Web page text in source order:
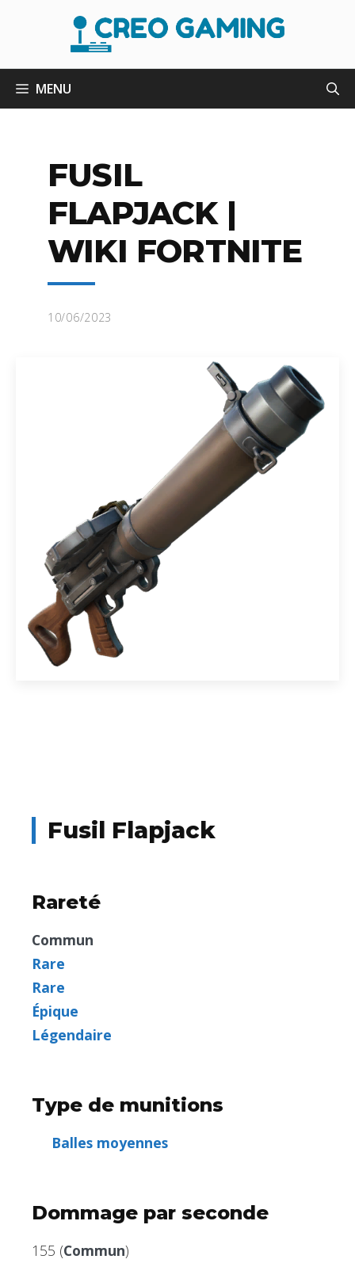
MENU
FUSIL
FLAPJACK |
WIKI FORTNITE
10/06/2023
Fusil Flapjack
Rareté
Commun
Rare
Rare
Épique
Légendaire
Type de munitions
Balles moyennes
Dommage par seconde
155 (Commun)